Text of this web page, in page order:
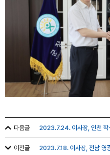
다음글
이전글 2023.7.18. 이사장, 전남 영